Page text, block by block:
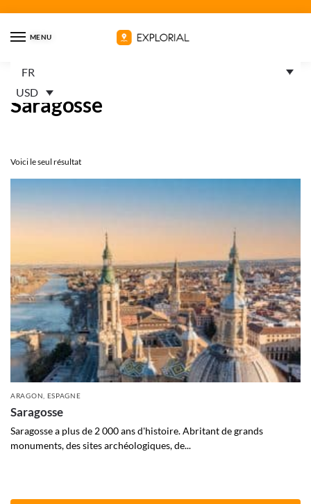
MENU
FR
USD
Accueil
Saragosse
Voici le seul résultat
ARAGON ESPAGNE
Saragosse
Saragosse a plus de 2 000 ans d'histoire. Abritant de grands
monuments, des sites archéologiques, de...